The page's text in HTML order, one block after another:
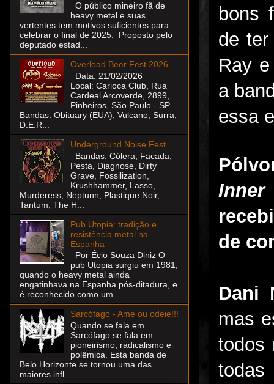
bons
de ter
Ray
a
essa
de
Dani
mas
todos
todas
O público mineiro fã de
heavy metal e suas
vertentes tem motivos suficientes para
celebrar o final de 2025. Proposto pelo
deputado estad...
Overload Beer Fest 2026
Data: 21/02/2026
Local: Carioca Club, Rua
Cardeal Arcoverde, 2899,
Pinheiros, São Paulo - SP
Bandas: Obituary (EUA), Vulcano, Surra,
D.E.R...
Underground Noise Fest
Bandas: Cólera, Facada,
Pesta, Diagnose, Dirty
Grave, Fossilization,
Krushhammer, Lasso,
Murderess, Neptunn, Plastique Noir,
Tantum, The H...
Pub Utopia: tradição e
resistência metal na
Espanha
Por Écio Souza Diniz O
pub Utopia surgiu em 1981,
quando o heavy metal ainda
engatinhava na Espanha pós-ditadura, e
é reconhecido como um ...
Sarcófago - Ame ou odeie!!!
Quando se fala em
Sarcófago se fala em
pioneirismo, radicalismo e
polêmica. Esta banda de
Belo Horizonte se tornou uma das
maiores infl...